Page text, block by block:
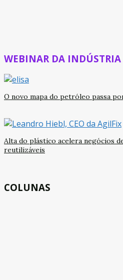
WEBINAR DA INDÚSTRIA
O novo mapa do petróleo passa
Alta do plástico acelera negócios
reutilizáveis
COLUNAS